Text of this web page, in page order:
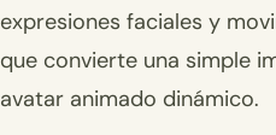
expresiones faciales y
que convierte una simple
avatar animado dinámico.